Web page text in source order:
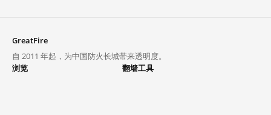
GreatFire
自 2011 年起，为中国防火长城带来透明度。
浏览
翻墙工具